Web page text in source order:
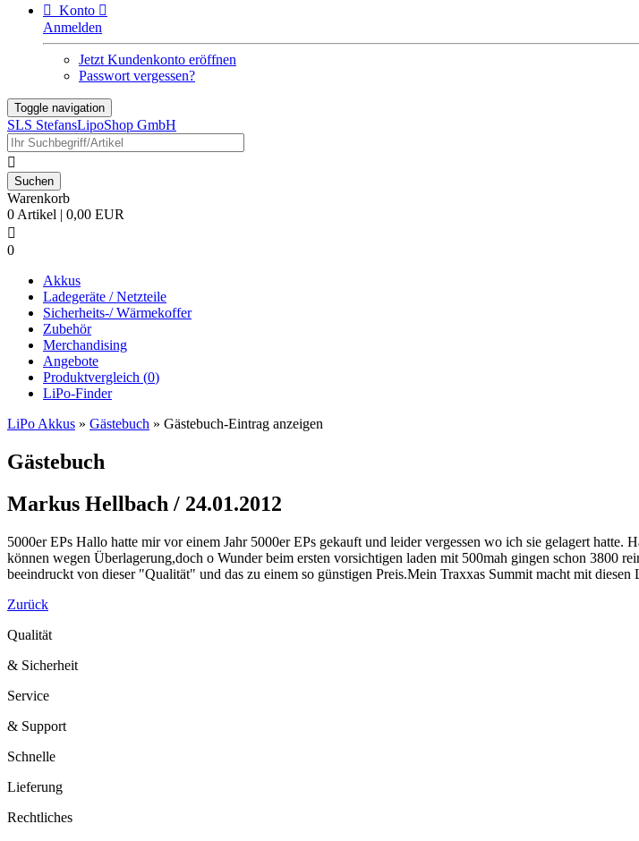
 Konto 
Anmelden
Jetzt Kundenkonto eröffnen
Passwort vergessen?
Toggle navigation
SLS StefansLipoShop GmbH

Warenkorb
0 Artikel | 0,00 EUR

0
Akkus
Ladegeräte / Netzteile
Sicherheits-/ Wärmekoffer
Zubehör
Merchandising
Angebote
Produktvergleich (0)
LiPo-Finder
LiPo Akkus » Gästebuch » Gästebuch-Eintrag anzeigen
Gästebuch
Markus Hellbach / 24.01.2012
5000er EPs Hallo hatte mir vor einem Jahr 5000er EPs gekauft und leider vergessen wo ich sie gelagert
können wegen Überlagerung,doch o Wunder beim ersten vorsichtigen laden mit 500mah gingen schon 3800
beeindruckt von dieser "Qualität" und das zu einem so günstigen Preis.Mein Traxxas Summit macht mit
Zurück
Qualität
& Sicherheit
Service
& Support
Schnelle
Lieferung
Rechtliches